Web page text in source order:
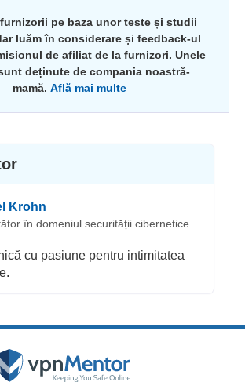
furnizorii pe baza unor teste și studii
luăm în considerare și feedback-ul
de afiliat de la furnizori. Unele
deținute de compania noastră-
mamă. Află mai multe
Krohn
în domeniul securității cibernetice
cu pasiune pentru intimitatea